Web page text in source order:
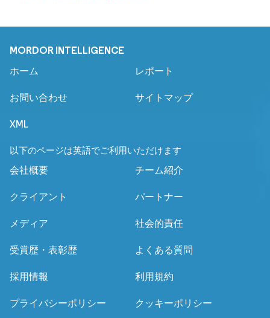
MORDOR INTELLIGENCE
ホーム レポート
お問い合わせ サイトマップ
XML
以下のページは英語でご利用いただけます
会社概要
チーム紹介
クライアント パートナー
メディア 社会的責任
受賞歴・表彰歴 よくある質問
採用情報 利用規約
プライバシーポリシー クッキーポリシー